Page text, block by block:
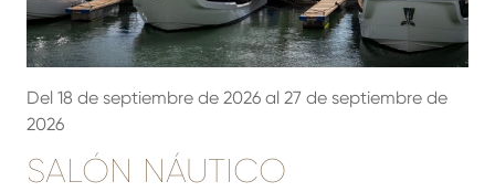
Del 18 de septiembre de 2026 al 27 de septiembre de
2026
SALÓN NÁUTICO